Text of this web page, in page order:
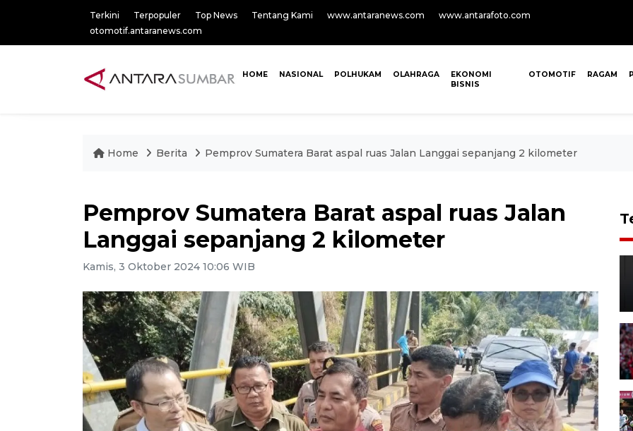
Terkini Terpopuler Top News Tentang Kami www.antaranews.com
www.antarafoto.com
otomotif.antaranews.com
HOME NASIONAL POLHUKAM OLAHRAGA
EKONOMI
BISNIS
OTOMOTIF RAGAM
Home Berita Pemprov Sumatera Barat aspal ruas Jalan Langgai sepanjang 2 kilometer
Pemprov Sumatera Barat aspal ruas Jalan
Langgai sepanjang 2 kilometer
Kamis, 3 Oktober 2024 10:06 WIB